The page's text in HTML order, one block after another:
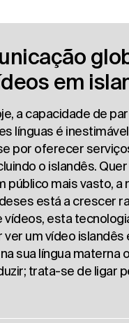
em
a capacidade de
línguas é
por oferecer
o islandês.
público mais vasto, a
está a crescer
vídeos, esta
um vídeo islandês
sua língua materna
trata-se de ligar